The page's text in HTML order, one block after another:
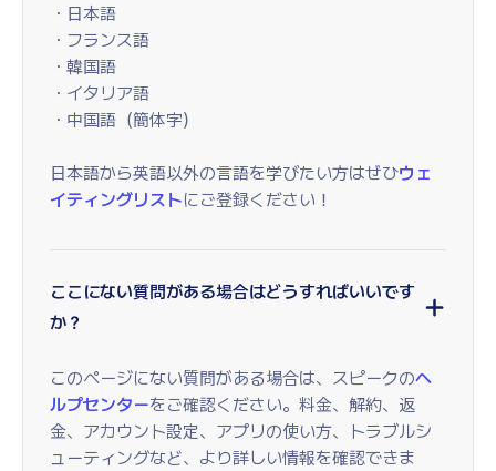
・日本語
・フランス語
・韓国語
・イタリア語
・中国語（簡体字）
日本語から英語以外の言語を学びたい方はぜひウェ
イティングリストにご登録ください！
ここにない質問がある場合はどうすればいいです
か？
このページにない質問がある場合は、スピークのヘ
ルプセンターをご確認ください。料金、解約、返
金、アカウント設定、アプリの使い方、トラブルシ
ューティングなど、より詳しい情報を確認できま